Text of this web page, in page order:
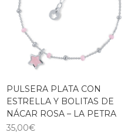
PULSERA PLATA CON
ESTRELLA Y BOLITAS DE
NÁCAR ROSA – LA PETRA
35,00€